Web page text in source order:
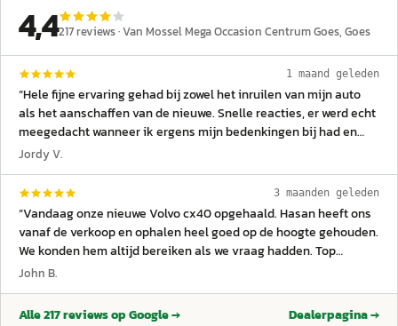
4,4217reviews ·Van Mossel Mega Occasion Centrum Goes, Goes
1 maand geleden
“Hele fijne ervaring gehad bij zowel het inruilen van mijn auto
als het aanschaffen van de nieuwe. Snelle reacties, er werd echt
meegedacht wanneer ik ergens mijn bedenkingen bij had en
alles ging vriendelijk en snel. Hasan, heel erg bedankt!
Jordy V.
3 maanden geleden
“Vandaag onze nieuwe Volvo cx40 opgehaald. Hasan heeft ons
vanaf de verkoop en ophalen heel goed op de hoogte gehouden.
We konden hem altijd bereiken als we vraag hadden. Top
service.
John B.
Alle217reviews op Google → Dealerpagina →